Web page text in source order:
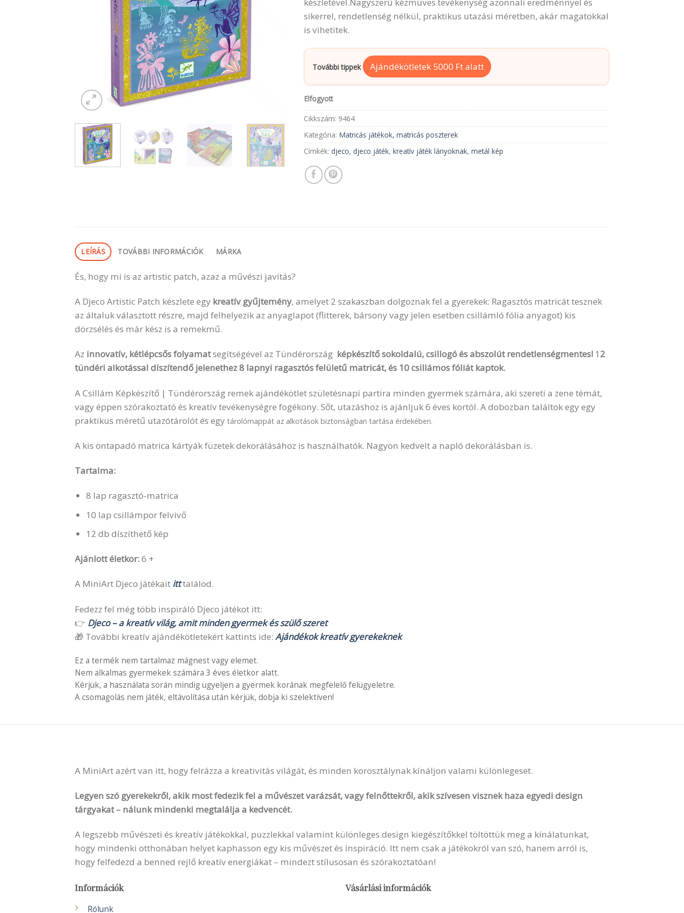
sikerrel, rendetlenség nélkül, praktikus utazási méretben, akár magatokkal
is vihetitek.
További tippek Ajándékötletek 5000 Ft alatt
Elfogyott
Cikkszám: 9464
Kategória: Matricás játékok, matricás poszterek
Címkék: djeco, djeco játék, kreatív játék lányoknak, metál kép
LEÍRÁS TOVÁBBI INFORMÁCIÓK MÁRKA
És, hogy mi is az artistic patch, azaz a művészi javítás?
A Djeco Artistic Patch készlete egy kreatív gyűjtemény, amelyet 2 szakaszban dolgoznak fel a gyerekek: Ragasztós matricát tesznek
az általuk választott részre, majd felhelyezik az anyaglapot (flitterek, bársony vagy jelen esetben csillámló fólia anyagot) kis
dörzsélés és már kész is a remekmű.
Az innovatív, kétlépcsős folyamatsegítségével az Tündérország képkészítő sokoldalú, csillogó és abszolút rendetlenségmentes! 1 2
tündéri alkotással díszítendő jelenethez 8 lapnyi ragasztós felületű matricát, és 10 csillámos fóliát kaptok.
A Csillám Képkészítő | Tündérország remek ajándékötlet születésnapi partira minden gyermek számára, aki szereti a zene témát,
vagy éppen szórakoztató és kreatív tevékenységre fogékony. Sőt, utazáshoz is ajánljuk 6 éves kortól. A dobozban találtok egy egy
praktikus méretű utazótárolót és egy tárolómappát az alkotások biztonságban tartása érdekében.
A kis öntapadó matrica kártyák füzetek dekorálásához is használhatók. Nagyon kedvelt a napló dekorálásban is.
Tartalma:
8 lap ragasztó-matrica
10 lap csillámpor felvivő
12 db díszíthető kép
Ajánlott életkor:6 +
A MiniArt Djeco játékait itttalálod.
Fedezz fel még több inspiráló Djeco játékot itt:
👉 Djeco – a kreatív világ, amit minden gyermek és szülő szeret
🎁 További kreatív ajándékötletekért kattints ide: Ajándékok kreatív gyerekeknek
Ez a termék nem tartalmaz mágnest vagy elemet.
Nem alkalmas gyermekek számára 3 éves életkor alatt.
Kérjük, a használata során mindig ügyeljen a gyermek korának megfelelő felügyeletre.
A csomagolás nem játék, eltávolítása után kérjük, dobja ki szelektíven!
A MiniArt azért van itt, hogy felrázza a kreativitás világát, és minden korosztálynak kínáljon valami különlegeset.
Legyen szó gyerekekről, akik most fedezik fel a művészet varázsát, vagy felnőttekről, akik szívesen visznek haza egyedi design
tárgyakat – nálunk mindenki megtalálja a kedvencét.
A legszebb művészeti és kreatív játékokkal, puzzlekkal valamint különleges design kiegészítőkkel töltöttük meg a kínálatunkat,
hogy mindenki otthonában helyet kaphasson egy kis művészet és inspiráció. Itt nem csak a játékokról van szó, hanem arról is,
hogy felfedezd a benned rejlő kreatív energiákat – mindezt stílusosan és szórakoztatóan!
Információk
Rólunk
Vásárlási információk